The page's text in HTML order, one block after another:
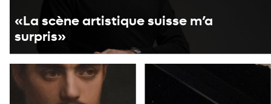
«La scène artistique suisse m’a
surpris»